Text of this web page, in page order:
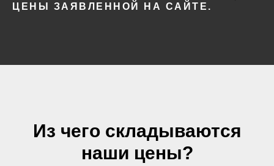
ЦЕНЫ ЗАЯВЛЕННОЙ НА САЙТЕ.
Из чего складываются
наши цены?